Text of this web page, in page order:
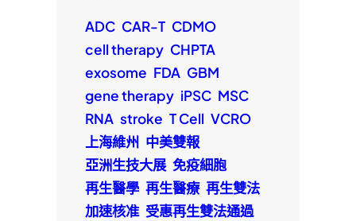
ADC CAR-T CDMO
cell therapy CHPTA
exosome FDA GBM
gene therapy iPSC MSC
RNA stroke T Cell VCRO
上海維州 中美雙報
亞洲生技大展 免疫細胞
再生醫學 再生醫療 再生雙法
加速核准 受惠再生雙法通過